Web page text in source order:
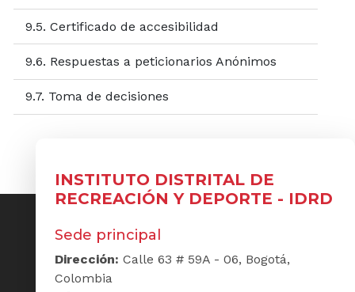
9.5. Certificado de accesibilidad
9.6. Respuestas a peticionarios Anónimos
9.7. Toma de decisiones
INSTITUTO DISTRITAL DE
RECREACIÓN Y DEPORTE - IDRD
Sede principal
Dirección: Calle 63 # 59A - 06, Bogotá,
Colombia